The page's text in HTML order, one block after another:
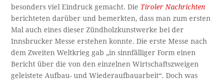
besonders viel Eindruck gemacht. Die Tiroler Nachrichten
berichteten darüber und bemerkten, dass man zum ersten
Mal auch eines dieser Zündholzkunstwerke bei der
Innsbrucker Messe erstehen konnte. Die erste Messe nach
dem Zweiten Weltkrieg gab „in sinnfälliger Form einen
Bericht über die von den einzelnen Wirtschaftszweigen
geleistete Aufbau- und Wiederaufbauarbeit“. Doch was